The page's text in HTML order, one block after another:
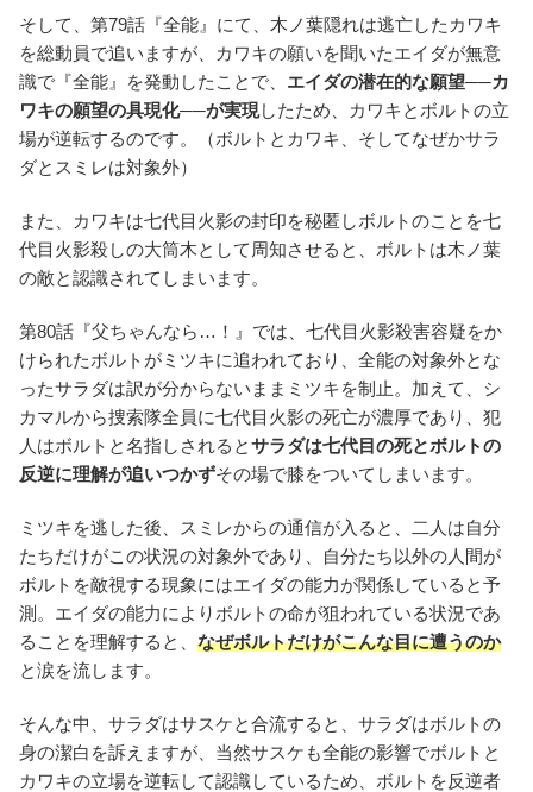
そして、第79話『全能』にて、木ノ葉隠れは逃亡したカワキ
を総動員で追いますが、カワキの願いを聞いたエイダが無意
識で『全能』を発動したことで、 エイダの潜在的な願望──カ
ワキの願望の具現化──が実現したため、カワキとボルトの立
場が逆転するのです。（ボルトとカワキ、そしてなぜかサラ
ダとスミレは対象外）
また、カワキは七代目火影の封印を秘匿しボルトのことを七
代目火影殺しの大筒木として周知させると、ボルトは木ノ葉
の敵と認識されてしまいます。
第80話『父ちゃんなら…！』では、七代目火影殺害容疑をか
けられたボルトがミツキに追われており、全能の対象外とな
ったサラダは訳が分からないままミツキを制止。加えて、シ
カマルから捜索隊全員に七代目火影の死亡が濃厚であり、犯
人はボルトと名指しされるとサラダは七代目の死とボルトの
反逆に理解が追いつかずその場で膝をついてしまいます。
ミツキを逃した後、スミレからの通信が入ると、二人は自分
たちだけがこの状況の対象外であり、自分たち以外の人間が
ボルトを敵視する現象にはエイダの能力が関係していると予
測。エイダの能力によりボルトの命が狙われている状況であ
ることを理解すると、 なぜボルトだけがこんな目に遭うのか
と涙を流します。
そんな中、サラダはサスケと合流すると、サラダはボルトの
身の潔白を訴えますが、当然サスケも全能の影響でボルトと
カワキの立場を逆転して認識しているため、ボルトを反逆者